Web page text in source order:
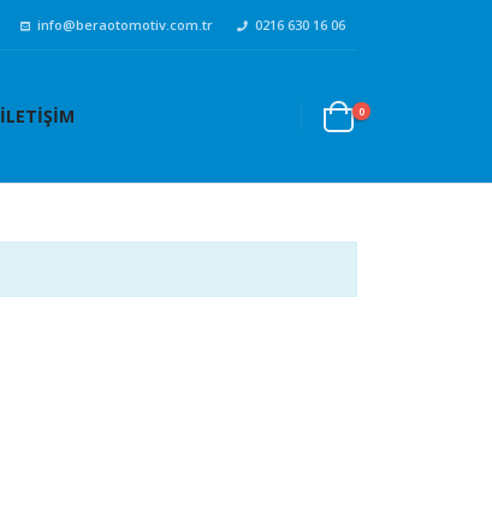
info@beraotomotiv.com.tr 0216 630 16 06
İLETIŞIM 0